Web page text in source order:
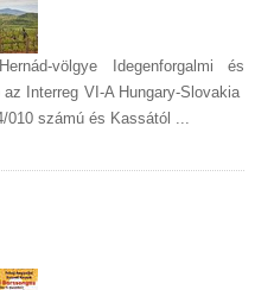
völgye Idegenforgalmi és
Interreg VI-A Hungary-Slovakia
010 számú és Kassától ...